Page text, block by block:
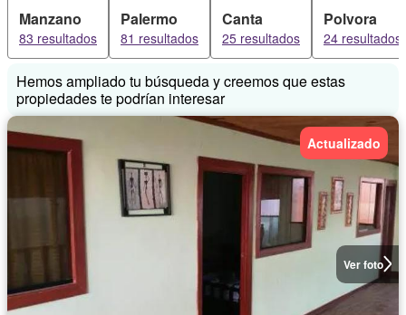
Manzano
83 resultados
Palermo
81 resultados
Canta
25 resultados
Polvora
24 resultados
Hemos ampliado tu búsqueda y creemos que estas
propiedades te podrían interesar
Ver foto
Actualizado